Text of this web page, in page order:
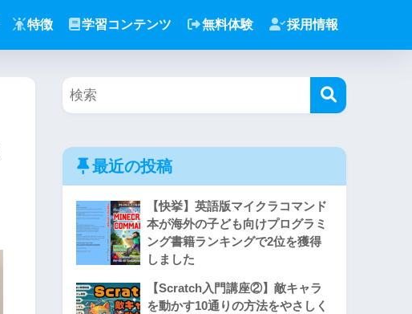
特徴 学習コンテンツ 無料体験 採用情報
最近の投稿
【快挙】英語版マイクラコマンド
本が海外の子ども向けプログラミ
ング書籍ランキングで2位を獲得
しました
【Scratch入門講座②】敵キャラ
を動かす10通りの方法をやさしく